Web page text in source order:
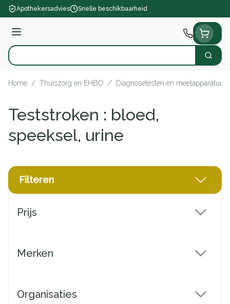
Ga naar de inhoud
Apothekersadvies Snelle beschikbaarheid
Menu
Product, merk, categorie... Zoek
Home / Thuiszorg en EHBO / Diagnosetesten en meetapparatuur
Teststroken : bloed,
speeksel, urine
Filteren
Prijs
Merken
Organisaties